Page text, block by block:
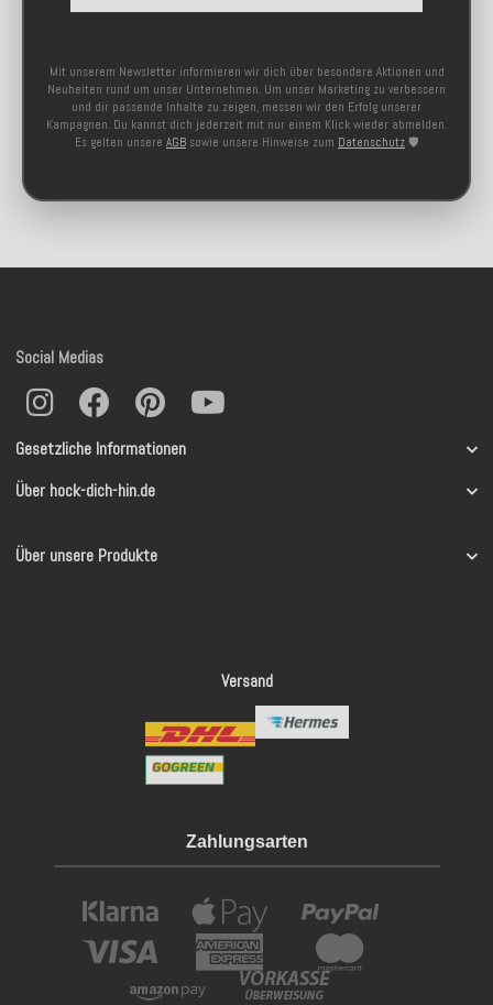
Mit unserem Newsletter informieren wir dich über besondere Aktionen und
Neuheiten rund um unser Unternehmen. Um unser Marketing zu verbessern
und dir passende Inhalte zu zeigen, messen wir den Erfolg unserer
Kampagnen. Du kannst dich jederzeit mit nur einem Klick wieder abmelden.
Es gelten unsere AGB sowie unsere Hinweise zum Datenschutz 🛡️
Gesetzliche Informationen
Über hock-dich-hin.de
Über unsere Produkte
Social Medias
Versand
Zahlungsarten